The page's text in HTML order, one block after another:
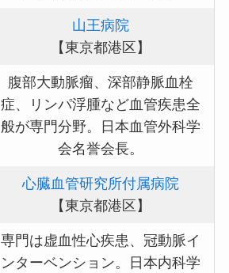
山王病院
【東京都港区】
腹部大動脈瘤、深部静脈血栓
症、リンパ浮腫など血管疾患全
般が専門分野。日本血管外科学
会名誉会長。
心臓血管研究所付属病院
【東京都港区】
専門は虚血性心疾患、冠動脈イ
ンターベンション。日本内科学